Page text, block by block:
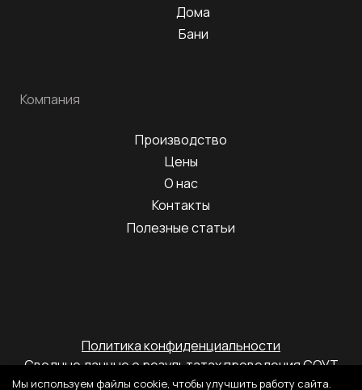
Дома
Бани
Компания
Производство
Цены
О нас
Контакты
Полезные статьи
Политика конфиденциальности
Сводные данные о результатах проведения СОУТ
Мы используем файлы cookie, чтобы улучшить работу сайта.